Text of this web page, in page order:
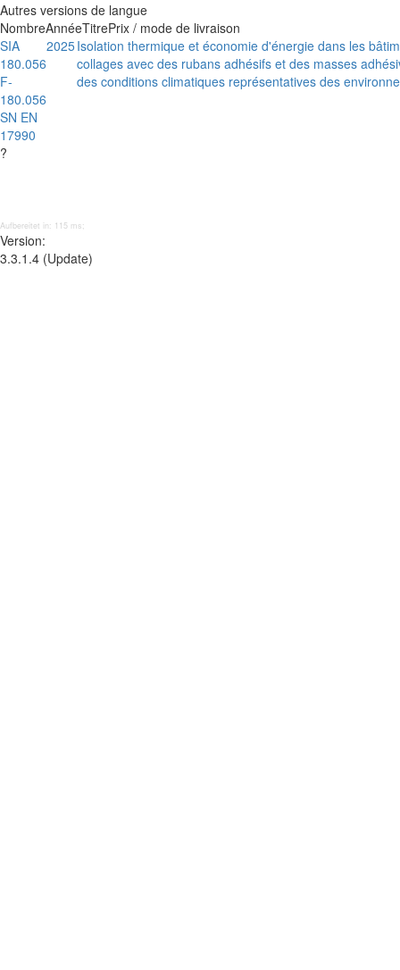
Autres versions de langue
NombreAnnéeTitrePrix / mode de livraison
SIA
180.056
F-
180.056
SN EN
17990
?
2025Isolation thermique et économie d'énergie dans les
collages avec des rubans adhésifs et des masses
des conditions climatiques représentatives des
Aufbereitet in: 115 ms;
Version:
3.3.1.4 (Update)